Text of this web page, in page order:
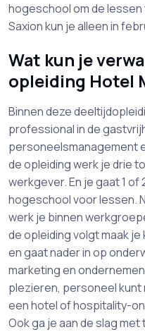
hogeschool om de
Saxion kun je alleen in
Wat kun je
opleiding Hotel
Binnen deze
professional in de
personeelsmanagement
de opleiding werk je drie
werkgever. En je gaat 1
hogeschool voor lessen.
werk je binnen
de opleiding volgt maak
en gaat nader in op
marketing en
plezieren, personeel kunt
een hotel of hospitality-
Ook ga je aan de slag met